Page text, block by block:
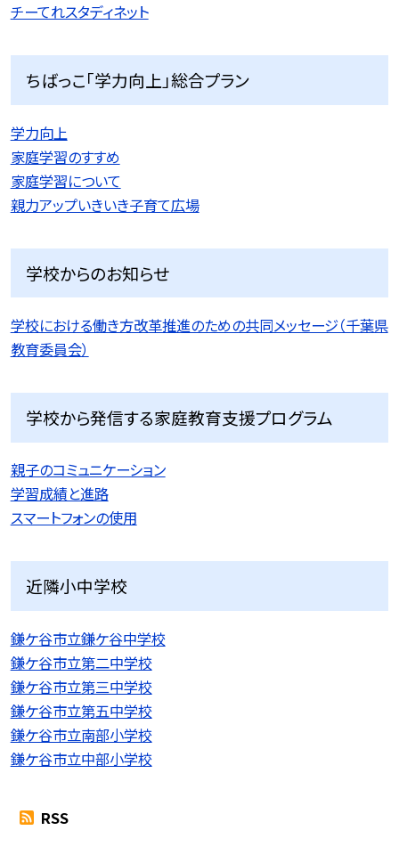
チーてれスタディネット
ちばっこ「学力向上」総合プラン
学力向上
家庭学習のすすめ
家庭学習について
親力アップいきいき子育て広場
学校からのお知らせ
学校における働き方改革推進のための共同メッセージ（千葉県
教育委員会）
学校から発信する家庭教育支援プログラム
親子のコミュニケーション
学習成績と進路
スマートフォンの使用
近隣小中学校
鎌ケ谷市立鎌ケ谷中学校
鎌ケ谷市立第二中学校
鎌ケ谷市立第三中学校
鎌ケ谷市立第五中学校
鎌ケ谷市立南部小学校
鎌ケ谷市立中部小学校
RSS